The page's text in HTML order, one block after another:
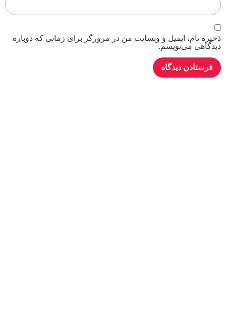
ذخیره نام، ایمیل و وبسایت من در مرورگر برای زمانی که دوباره
دیدگاهی می‌نویسم.